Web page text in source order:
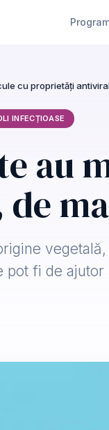
INFECȚIOASE
au
pot fi de